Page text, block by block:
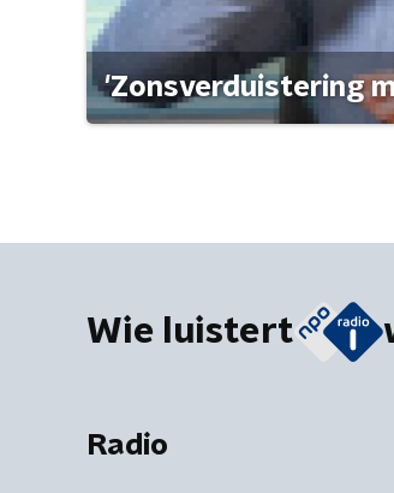
'Zonsverduistering
Wie luistert
Radio